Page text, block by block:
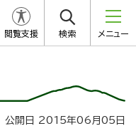
閲覧支援 検索 メニュー
公開日 2015年06月05日